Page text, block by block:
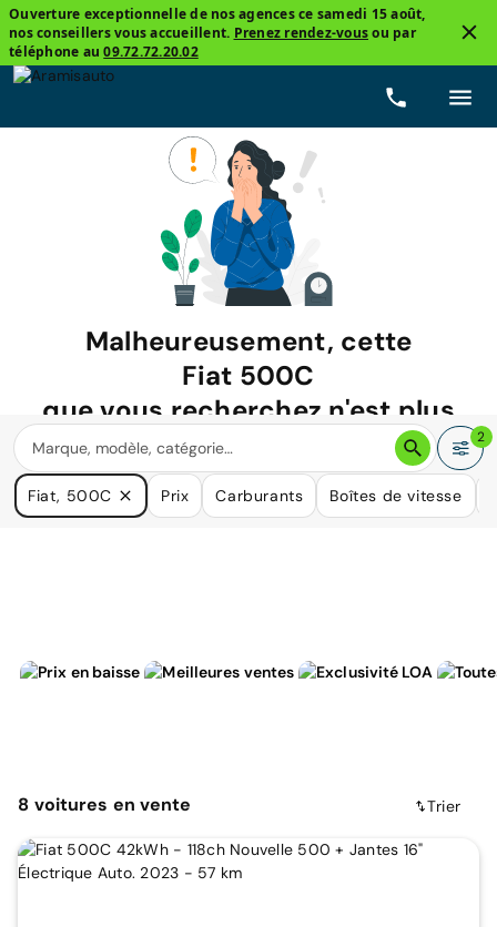
Ouverture exceptionnelle de nos agences ce samedi 15 août,
nos conseillers vous accueillent. Prenez rendez-vousou par
téléphone au09.72.72.20.02
Malheureusement, cette
Fiat 500C
que vous recherchez n'est plus
disponible.
Nous avons de nombreuses voitures qui pourraient répondre
à vos besoins.
2
Fiat, 500C Prix Carburants Boîtes de vitesse
8 voitures en vente Trier